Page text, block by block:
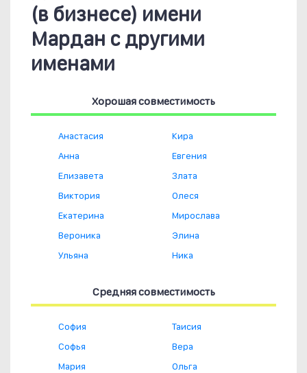
(в бизнесе) имени
Мардан с другими
именами
Хорошая совместимость
Анастасия
Анна
Елизавета
Виктория
Екатерина
Вероника
Ульяна
Кира
Евгения
Злата
Олеся
Мирослава
Элина
Ника
Средняя совместимость
София
Софья
Мария
Таисия
Вера
Ольга